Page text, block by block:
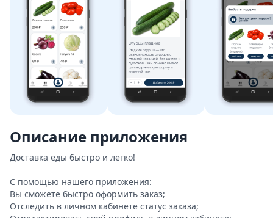
Описание приложения
Доставка еды быстро и легко!
С помощью нашего приложения:
Вы сможете быстро оформить заказ;
Отследить в личном кабинете статус заказа;